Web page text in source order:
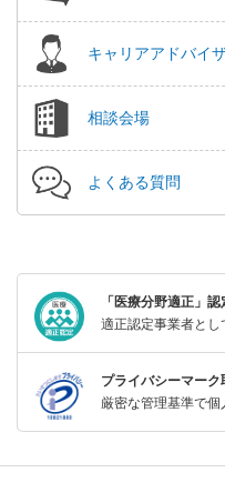
キャリアアドバイ
相談会場
よくある質問
「医療分野適正」
適正認定事業者とし
プライバシーマーク
厳密な管理基準で個